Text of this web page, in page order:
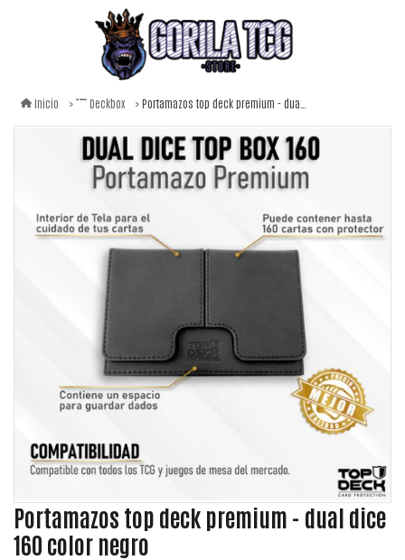
Inicio Deckbox Portamazos top deck premium - dual dice 160 color negro
Portamazos top deck premium - dual dice
160 color negro